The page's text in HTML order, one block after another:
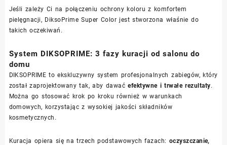
Jeśli zależy Ci na połączeniu ochrony koloru z komfortem
pielęgnacji, DiksoPrime Super Color jest stworzona właśnie do
takich oczekiwań.
System DIKSOPRIME: 3 fazy kuracji od salonu do
domu
DIKSOPRIME to ekskluzywny system profesjonalnych zabiegów, który
został zaprojektowany tak, aby dawaćefektywne i trwałe rezultaty.
Można go stosować krok po kroku również w warunkach
domowych, korzystając z wysokiej jakości składników
kosmetycznych.
Kuracja opiera się na trzech podstawowych fazach: oczyszczanie,